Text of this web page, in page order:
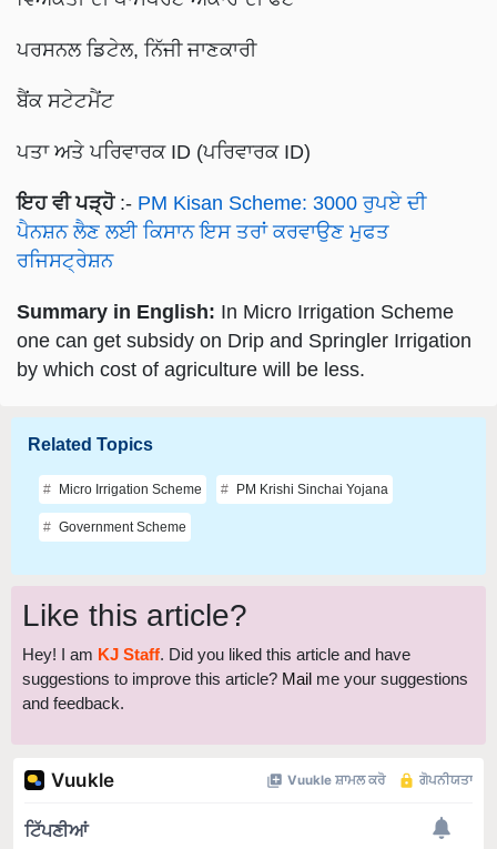
ਪਰਸਨਲ ਡਿਟੇਲ, ਨਿੱਜੀ ਜਾਣਕਾਰੀ
ਬੈਂਕ ਸਟੇਟਮੈਂਟ
ਪਤਾ ਅਤੇ ਪਰਿਵਾਰਕ ID (ਪਰਿਵਾਰਕ ID)
ਇਹ ਵੀ ਪੜ੍ਹੋ:- PM Kisan Scheme: 3000 ਰੁਪਏ ਦੀ
ਪੈਨਸ਼ਨ ਲੈਣ ਲਈ ਕਿਸਾਨ ਇਸ ਤਰਾਂ ਕਰਵਾਉਣ ਮੁਫਤ
ਰਜਿਸਟ੍ਰੇਸ਼ਨ
Summary in English: In Micro Irrigation Scheme
one can get subsidy on Drip and Springler Irrigation
by which cost of agriculture will be less.
Related Topics
Micro Irrigation Scheme PM Krishi Sinchai Yojana
Government Scheme
Like this article?
Hey! I am KJ Staff. Did you liked this article and have
suggestions to improve this article? Mail me your suggestions
and feedback.